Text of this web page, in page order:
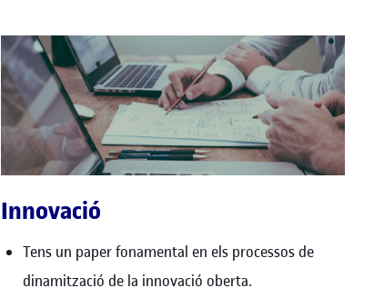
Innovació
Tens un paper fonamental en els processos de
dinamització de la innovació oberta.